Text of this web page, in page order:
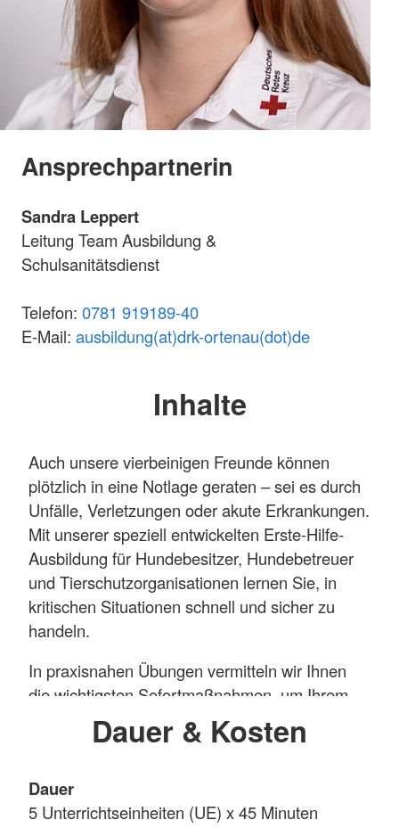
Ansprechpartnerin
Sandra Leppert
Leitung Team Ausbildung &
Schulsanitätsdienst
Telefon: 0781 919189-40
E-Mail: ausbildung(at)drk-ortenau(dot)de
Inhalte
Auch unsere vierbeinigen Freunde können
plötzlich in eine Notlage geraten – sei es durch
Unfälle, Verletzungen oder akute Erkrankungen.
Mit unserer speziell entwickelten Erste-Hilfe-
Ausbildung für Hundebesitzer, Hundebetreuer
und Tierschutzorganisationen lernen Sie, in
kritischen Situationen schnell und sicher zu
handeln.
In praxisnahen Übungen vermitteln wir Ihnen
die wichtigsten Sofortmaßnahmen, um Ihrem
Hund im Ernstfall optimal zu helfen. Erfahren
Sie, wie Sie Verletzungen versorgen,
zu tun ist, bis tierärztliche Hilfe eintrifft. Unser
Kurs bietet Ihnen sowohl fundiertes
Dauer & Kosten
Dauer
5 Unterrichtseinheiten (UE) x 45 Minuten